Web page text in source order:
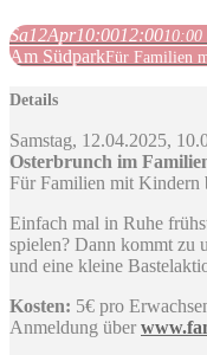
Sa12Apr10:0012:00
Am SüdparkFür Familien
Details
Samstag, 12.04.2025,
Osterbrunch im
Für Familien mit Kindern
Einfach mal in Ruhe
spielen? Dann kommt zu
und eine kleine
Kosten: 5€ pro
Anmeldung über